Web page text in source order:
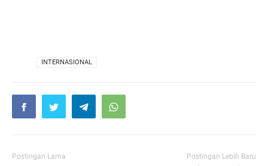
INTERNASIONAL
Postingan Lama Postingan Lebih Baru